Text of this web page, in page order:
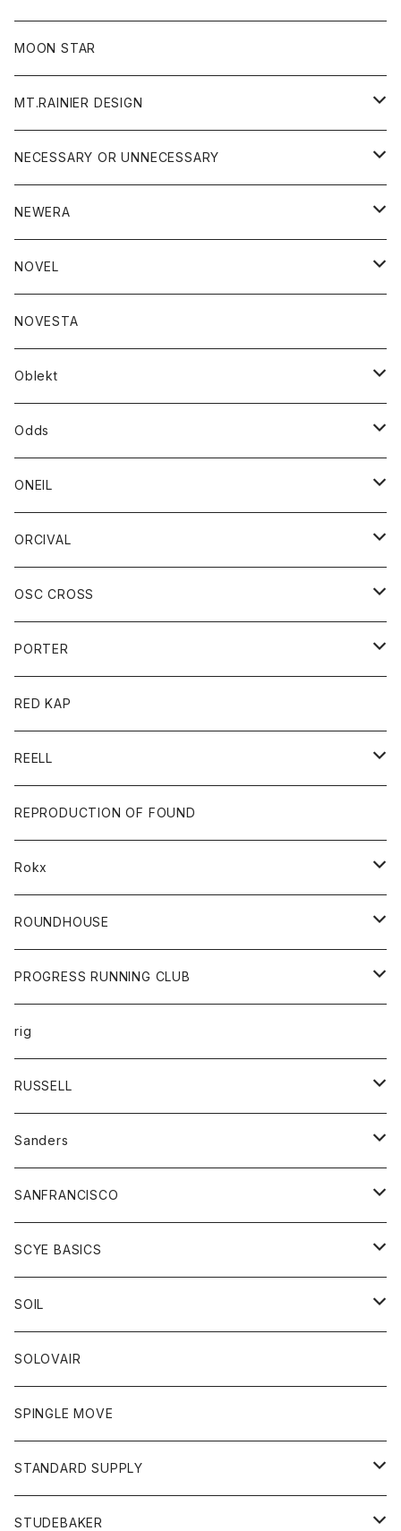
フリース
ジャケット
ニット
パンツ
帽子
MOON STAR
MT.RAINIER DESIGN
アウター
コート
ジャケット
アクセサリー
バッグ
グッズ
ウォレット
靴
トップス
ジャケット
シャツ
ボトム
ショートパンツ
パンツ
レディース
シャツ
Tシャツ
NECESSARY OR UNNECESSARY
アウター
コート
ジャケット
アクセサリー
バッグ
ブレスレット
グッズ
靴
ストール/マフラー
トップス
シャツ
シャツジャケット
ロングスリーブＴシャツ
ボトム
ショートパンツ
ジーンズ
NEWERA
帽子
NOVEL
トップス
カットソー
スエット
ボトム
NOVESTA
Oblekt
ボトム
ショートパンツ
パンツ
レディース
ボトム
Odds
帽子
ONEIL
スカート
ORCIVAL
アウター
コート
ジャケット
アクセサリー
バッグ
キッズ
Tシャツ
帽子
グッズ
靴
バック
トップス
カットソー
カーディガン
ニット
ベスト
ボトムス
ショートパンツ
パンツ
レディース
カットソー
コート
ボトム
ワンピース
OSC CROSS
ダウンジャケット
PORTER
カードホルダー
キーホルダー
財布
バック
RED KAP
REELL
パンツ
ショートパンツ
REPRODUCTION OF FOUND
Rokx
ボトム
ROUNDHOUSE
エプロン
キッズ
オーバーオール
ボトム
ペインターパンツ
PROGRESS RUNNING CLUB
トップス
Tシャツ
グッズ
帽子
rig
RUSSELL
アウター
コート
パーカー
スカート
Tシャツ
トップス
Tシャツ
トレーナー
ボトム
ショートパンツ
スカート
レディース
スカート
Tシャツ
アクセサリー
バック
Sanders
グッズ
靴
SANFRANCISCO
アウター
カーディガン
コート
グッズ
ネクタイ
グローブ
アクセサリー
トップス
カットソー
カーディガン
ボトム
ショートパンツ
レディース
SCYE BASICS
ボトム
ジーンズ
チノパン
トップス
ポロシャツ
ベスト
靴
SOIL
靴
ワンピース
トップス
カットソー
ボトム
SOLOVAIR
SPINGLE MOVE
STANDARD SUPPLY
財布
STUDEBAKER